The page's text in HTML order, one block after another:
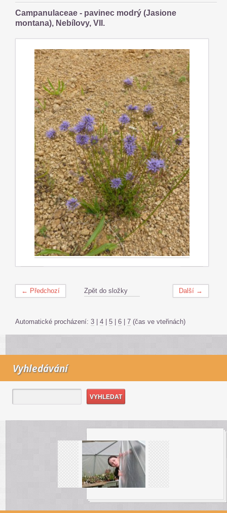
Campanulaceae - pavinec modrý (Jasione
montana), Nebílovy, VII.
← Předchozí Další →
Zpět do složky
Automatické procházení: 3 4 5 6 7 (čas ve vteřinách)
Vyhledávání